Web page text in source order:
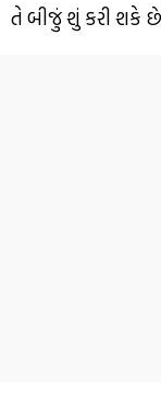
તે બીજું શું કરી શકે